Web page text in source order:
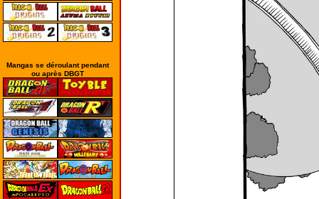
Mangas se déroulant pendant
ou après DBGT